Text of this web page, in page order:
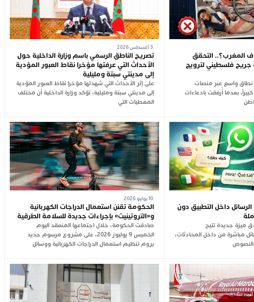
المغرب؟.. التحقق
فلسطيني لترويج
نطاق واسع عبر منصات
بعدما أُرفقت بادعاءات
تصريح الناطق الرسمي باسم وزارة الداخلية حول
الأحداث التي عرفتها مؤخرا نقاط العبور المؤدية
إلى مدينتي سبتة ومليلية
على إثر الأحداث التي شهدتها مؤخرا نقاط العبور المؤدية
إلى مدينتي سبتة ومليلية، تؤكد وزارة الداخلية أن مختلف
المعطيات التي
داخل التطبيق دون
ميزة جديدة تتيح
مباشرة من داخل المحادثات،
النصوص
10 يوليو 2026
الحكومة تقنن استعمال الدراجات الكهربائية
و«التروتينيت» بإجراءات جديدة للسلامة الطرقية
صادقت الحكومة، خلال اجتماعها المنعقد اليوم
الخميس 9 يوليوز 2026، على مشروع مرسوم جديد
يروم تنظيم استعمال الدراجات الكهربائية ووسائل